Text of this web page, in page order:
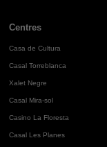
Centres
Casa de Cultura
Casal Torreblanca
Xalet Negre
Casal Mira-sol
Casino La Floresta
Casal Les Planes